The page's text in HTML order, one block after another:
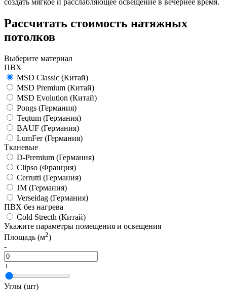
создать мягкое и расслабляющее освещение в вечернее время.
Рассчитать стоимость натяжных
потолков
Выберите материал
ПВХ
MSD Classic (Китай)
MSD Premium (Китай)
MSD Evolution (Китай)
Pongs (Германия)
Teqtum (Германия)
BAUF (Германия)
LumFer(Германия)
Тканевые
D-Premium (Германия)
Clipso (Франция)
Cerrutti (Германия)
JM (Германия)
Verseidag (Германия)
ПВХ без нагрева
Cold Strecth (Китай)
Укажите параметры помещения и освещения
Площадь (м2)
-
+
Углы (шт)